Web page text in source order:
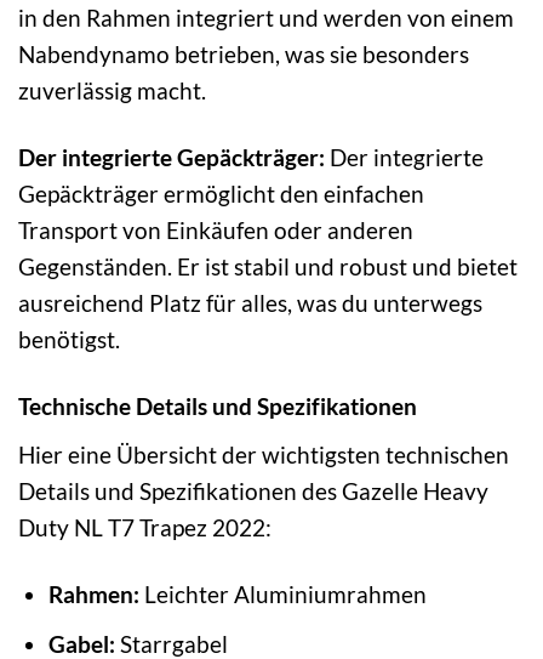
in den Rahmen integriert und werden von einem
Nabendynamo betrieben, was sie besonders
zuverlässig macht.
Der integrierte Gepäckträger: Der integrierte
Gepäckträger ermöglicht den einfachen
Transport von Einkäufen oder anderen
Gegenständen. Er ist stabil und robust und bietet
ausreichend Platz für alles, was du unterwegs
benötigst.
Technische Details und Spezifikationen
Hier eine Übersicht der wichtigsten technischen
Details und Spezifikationen des Gazelle Heavy
Duty NL T7 Trapez 2022:
Rahmen: Leichter Aluminiumrahmen
Gabel: Starrgabel